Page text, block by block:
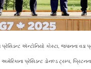
ઍન્ટોનિયો કોસ્ટા, જપાનના વડા
પ્રેસિડન્ટ ડોનલ્ડ ટ્રમ્પ,